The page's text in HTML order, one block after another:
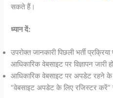
सकते हैं।
ध्यान दें:
उपरोक्त जानकारी पिछली भर्ती
आधिकारिक वेबसाइट पर विज्ञापन जारी
आधिकारिक वेबसाइट पर अपडेट रहने
“वेबसाइट अपडेट के लिए रजिस्टर